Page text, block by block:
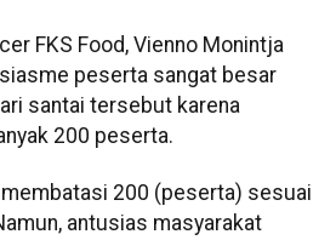
FKS Food, Vienno Monintja
peserta sangat besar
santai tersebut karena
200 peserta.
membatasi 200 (peserta) sesuai
antusias masyarakat